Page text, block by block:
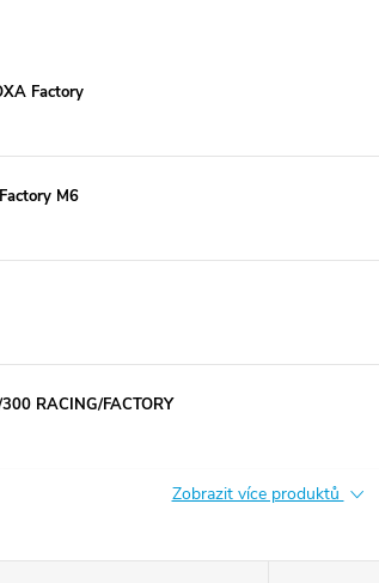
Factory
M6
RACING/FACTORY
Zobrazit více produktů